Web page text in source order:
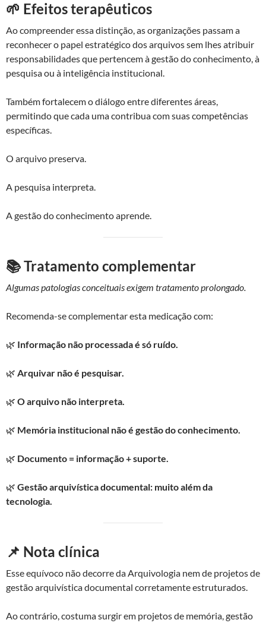
🌱 Efeitos terapêuticos
Ao compreender essa distinção, as organizações passam a
reconhecer o papel estratégico dos arquivos sem lhes atribuir
responsabilidades que pertencem à gestão do conhecimento, à
pesquisa ou à inteligência institucional.
Também fortalecem o diálogo entre diferentes áreas,
permitindo que cada uma contribua com suas competências
específicas.
O arquivo preserva.
A pesquisa interpreta.
A gestão do conhecimento aprende.
📚 Tratamento complementar
Algumas patologias conceituais exigem tratamento prolongado.
Recomenda-se complementar esta medicação com:
🌿 Informação não processada é só ruído.
🌿 Arquivar não é pesquisar.
🌿 O arquivo não interpreta.
🌿 Memória institucional não é gestão do conhecimento.
🌿 Documento = informação + suporte.
🌿 Gestão arquivística documental: muito além da
tecnologia.
📌 Nota clínica
Esse equívoco não decorre da Arquivologia nem de projetos de
gestão arquivística documental corretamente estruturados.
Ao contrário, costuma surgir em projetos de memória, gestão